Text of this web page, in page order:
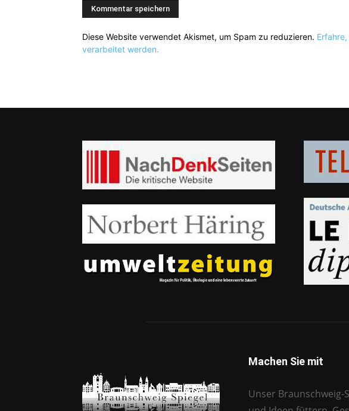
Diese Website verwendet Akismet, um Spam zu reduzieren.
verarbeitet werden.
Machen Sie mit
Unser Braunschweig-